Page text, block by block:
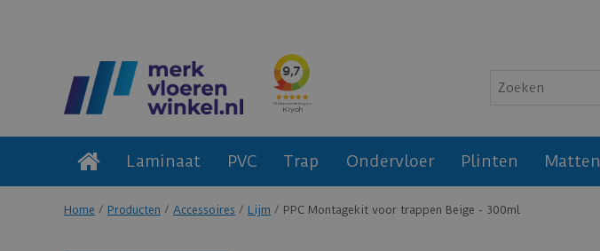
Home Producten Accessoires Lijm PPC Montagekit voor trappen Beige - 300ml
Laminaat PVC Trap Ondervloer Plinten Matten